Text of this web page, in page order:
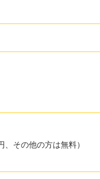
その他の方は無料）